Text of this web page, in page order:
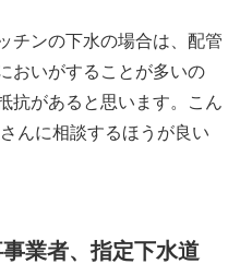
チンの下水の場合は、配管
おいがすることが多いの
抗があると思います。こん
んに相談するほうが良い
業者、指定下水道